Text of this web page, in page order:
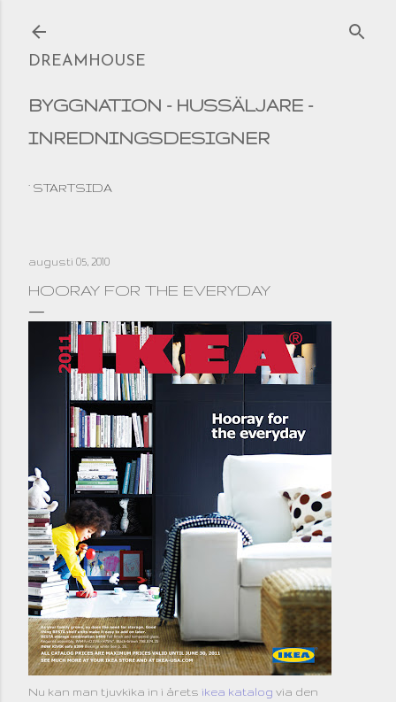
DREAMHOUSE
BYGGNATION - HUSSÄLJARE -
INREDNINGSDESIGNER
STARTSIDA
augusti 05, 2010
HOORAY FOR THE EVERYDAY
Nu kan man tjuvkika in i årets ikea katalog via den